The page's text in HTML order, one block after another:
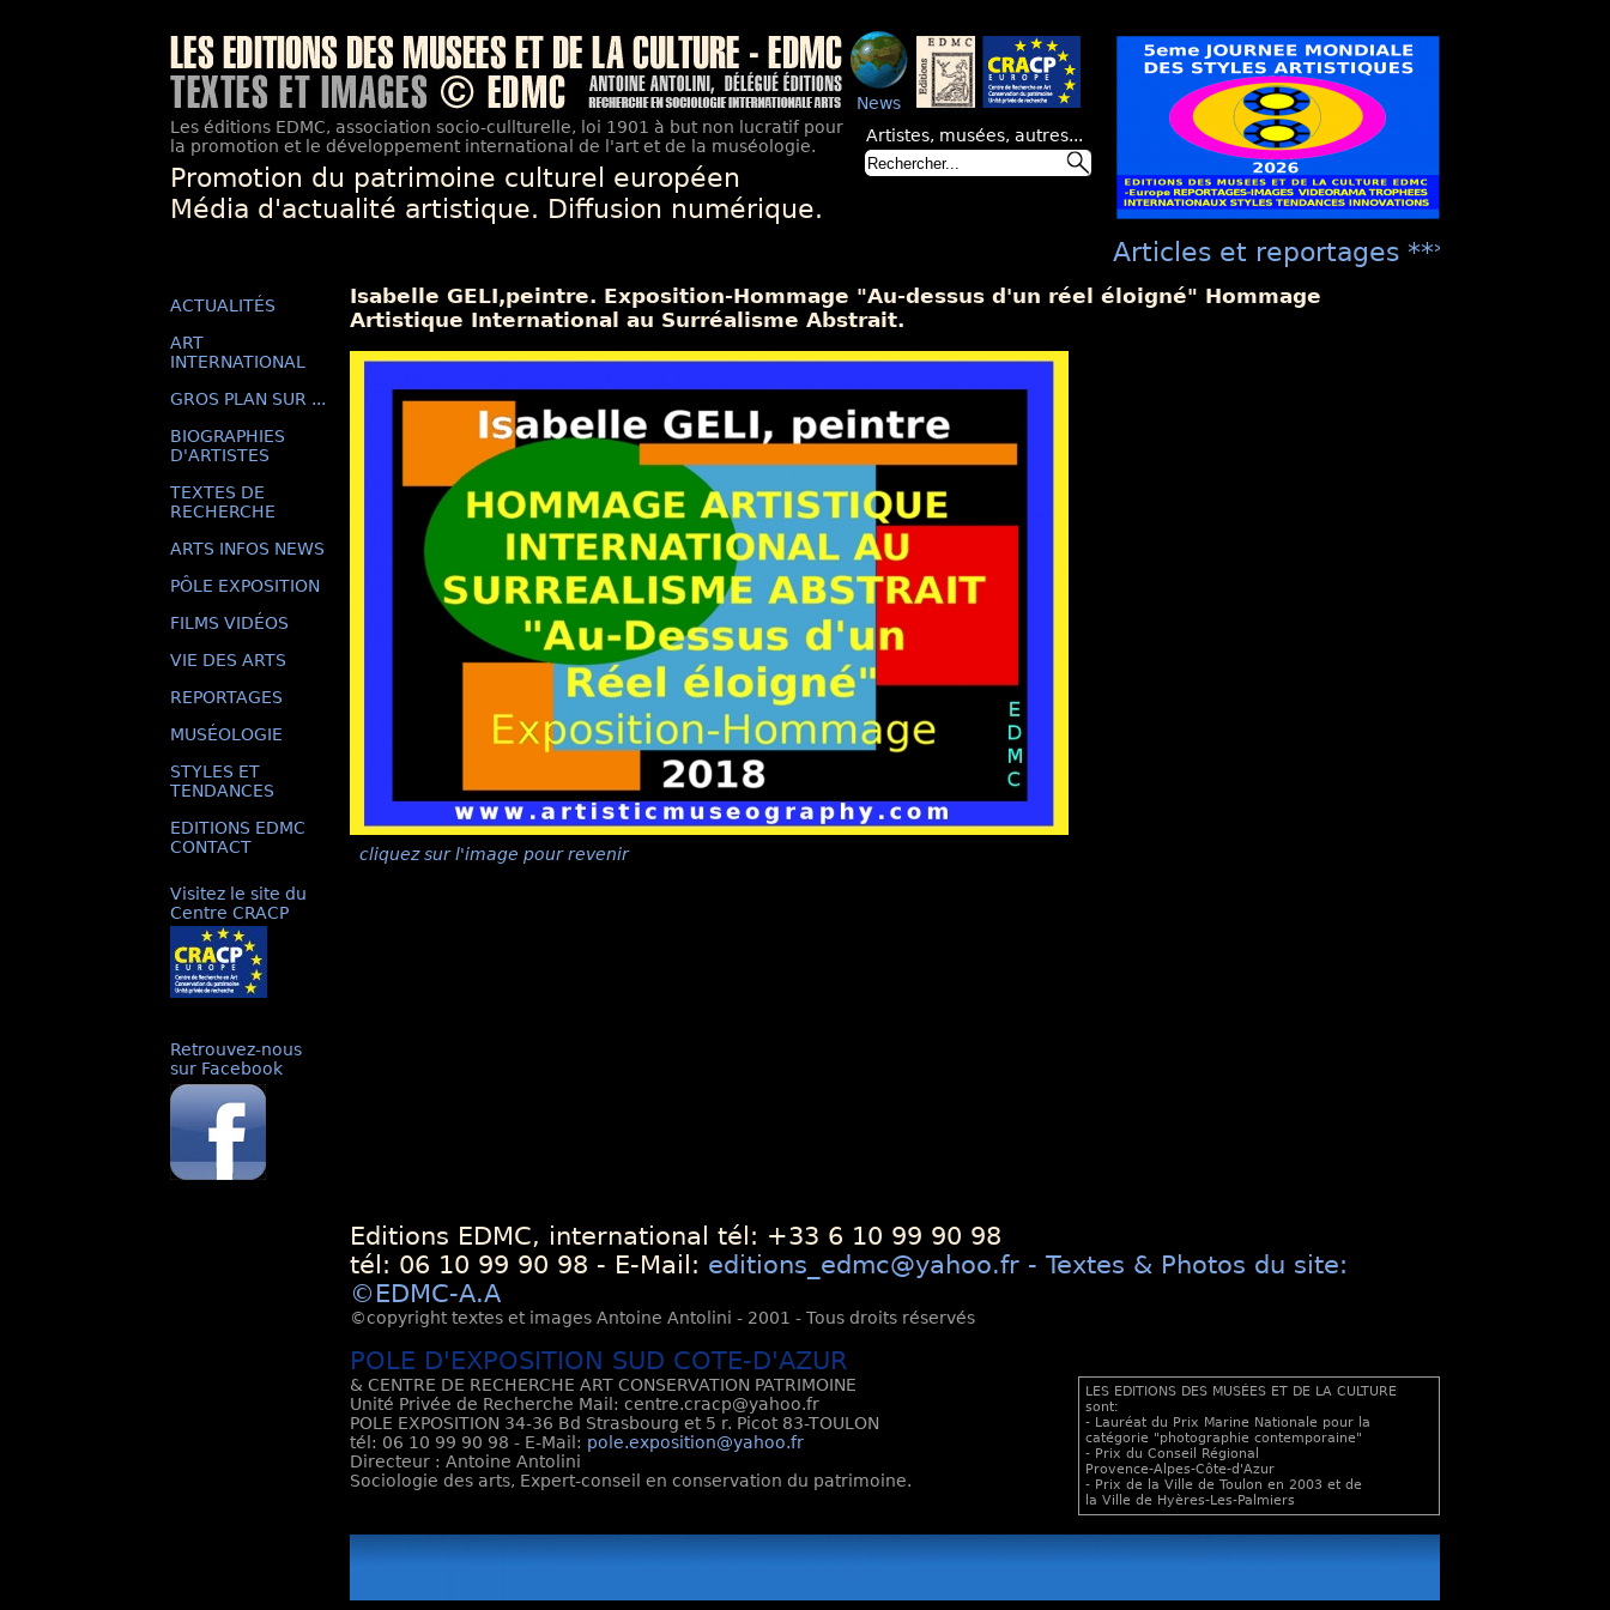
News
Les éditions EDMC, association socio-cullturelle, loi 1901 à but non lucratif pour
la promotion et le développement international de l'art et de la muséologie.
Promotion du patrimoine culturel européen
Média d'actualité artistique. Diffusion numérique.
Artistes, musées, autres...
Articles et reportages ****
culture EDMC ***** "La Présentation
ACTUALITÉS
ART
INTERNATIONAL
GROS PLAN SUR ...
BIOGRAPHIES
D'ARTISTES
TEXTES DE
RECHERCHE
ARTS INFOS NEWS
PÔLE EXPOSITION
FILMS VIDÉOS
VIE DES ARTS
REPORTAGES
MUSÉOLOGIE
STYLES ET
TENDANCES
EDITIONS EDMC
CONTACT
Visitez le site du
Centre CRACP
Retrouvez-nous
sur Facebook
Isabelle GELI,peintre. Exposition-Hommage "Au-dessus d'un réel éloigné" Hommage
Artistique International au Surréalisme Abstrait.
cliquez sur l'image pour revenir
Editions EDMC, international tél: +33 6 10 99 90 98
tél: 06 10 99 90 98 - E-Mail: editions_edmc@yahoo.fr - Textes & Photos du site:
©EDMC-A.A
©copyright textes et images Antoine Antolini - 2001 - Tous droits réservés
POLE D'EXPOSITION SUD COTE-D'AZUR
& CENTRE DE RECHERCHE ART CONSERVATION PATRIMOINE
Unité Privée de Recherche Mail: centre.cracp@yahoo.fr
POLE EXPOSITION 34-36 Bd Strasbourg et 5 r. Picot 83-TOULON
tél: 06 10 99 90 98 - E-Mail: pole.exposition@yahoo.fr
Directeur : Antoine Antolini
Sociologie des arts, Expert-conseil en conservation du patrimoine.
LES EDITIONS DES MUSÉES ET DE LA CULTURE
sont:
- Lauréat du Prix Marine Nationale pour la
catégorie "photographie contemporaine"
- Prix du Conseil Régional
Provence-Alpes-Côte-d'Azur
- Prix de la Ville de Toulon en 2003 et de
la Ville de Hyères-Les-Palmiers